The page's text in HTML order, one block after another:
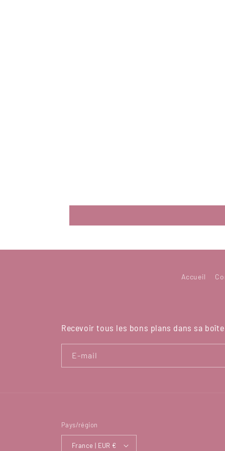
Accueil
Recevoir tous les bons plans dans sa
E-mail
Pays/région
France | EUR €